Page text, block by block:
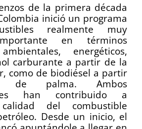
de la primera década
inició un programa
realmente muy
en términos
energéticos,
carburante a partir de la
como de biodiésel a partir
de palma. Ambos
han contribuido a
del combustible
Desde un inicio, el